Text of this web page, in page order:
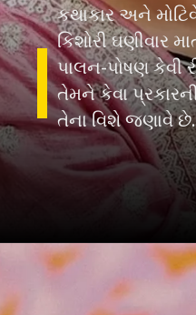
કથાકાર અને
કિશોરી ઘણીવાર
પાલન-પોષણ
તેમને કેવા